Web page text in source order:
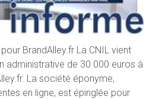
BrandAlley.fr La CNIL vient
administrative de 30 000 euros à
La société éponyme,
en ligne, est épinglée pour